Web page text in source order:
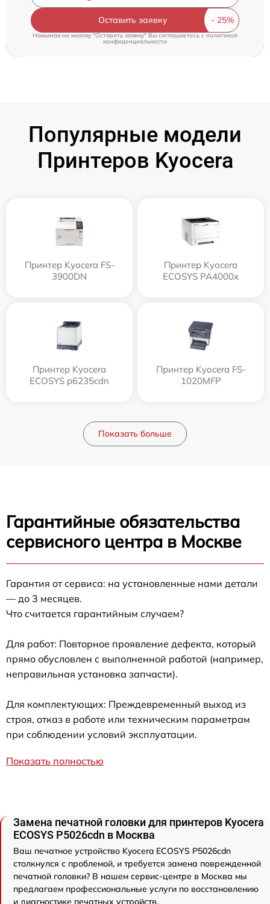
Оставить заявку
Нажимая на кнопку "Оставить заявку" Вы соглашаетесь cполитикой
конфиденциальности
Популярные модели
Принтеров Kyocera
Принтер Kyocera FS-
3900DN
Принтер Kyocera
ECOSYS PA4000x
Принтер Kyocera
ECOSYS p6235cdn
Принтер Kyocera FS-
1020MFP
Показать больше
Гарантийные обязательства
сервисного центра в Москве
Гарантия от сервиса: на установленные нами детали
— до 3 месяцев.
Что считается гарантийным случаем?
Для работ: Повторное проявление дефекта, который
прямо обусловлен с выполненной работой (например,
неправильная установка запчасти).
Для комплектующих: Преждевременный выход из
строя, отказ в работе или техническим параметрам
при соблюдении условий эксплуатации.
Показать полностью
Замена печатной головки для принтеров Kyocera
ECOSYS P5026cdn в Москва
Ваш печатное устройство Kyocera ECOSYS P5026cdn
столкнулся с проблемой, и требуется замена поврежденной
печатной головки? В нашем сервис-центре в Москва мы
предлагаем профессиональные услуги по восстановлению
и диагностике печатных устройств.